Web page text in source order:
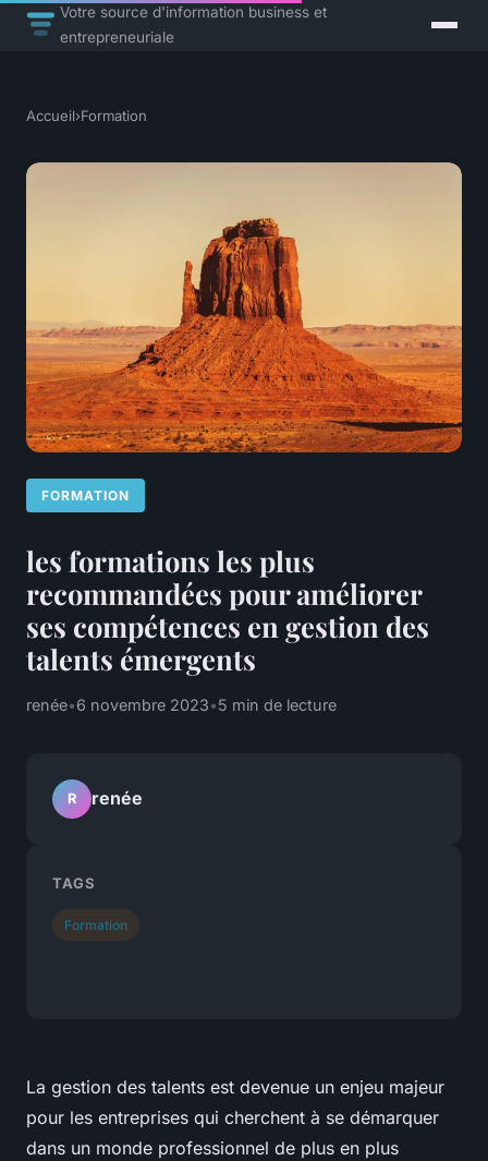
Votre source d'information business et
entrepreneuriale
Accueil›Formation
FORMATION
les formations les plus
recommandées pour améliorer
ses compétences en gestion des
talents émergents
renée•6 novembre 2023•5 min de lecture
La gestion des talents est devenue un enjeu majeur
pour les entreprises qui cherchent à se démarquer
dans un monde professionnel de plus en plus
R renée
TAGS
Formation